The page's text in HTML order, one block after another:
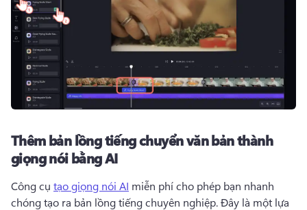
Thêm bản lồng tiếng chuyển văn bản thành
giọng nói bằng AI
Công cụ tạo giọng nói AI miễn phí cho phép bạn nhanh
chóng tạo ra bản lồng tiếng chuyên nghiệp. Đây là một lựa